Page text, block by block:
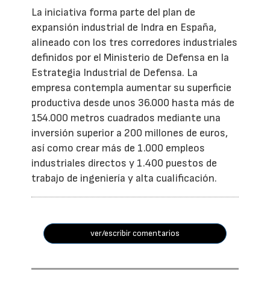
La iniciativa forma parte del plan de
expansión industrial de Indra en España,
alineado con los tres corredores industriales
definidos por el Ministerio de Defensa en la
Estrategia Industrial de Defensa. La
empresa contempla aumentar su superficie
productiva desde unos 36.000 hasta más de
154.000 metros cuadrados mediante una
inversión superior a 200 millones de euros,
así como crear más de 1.000 empleos
industriales directos y 1.400 puestos de
trabajo de ingeniería y alta cualificación.
ver/escribir comentarios